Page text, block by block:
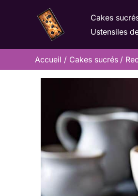
Cakes
Ustensiles
Accueil Cakes sucrés